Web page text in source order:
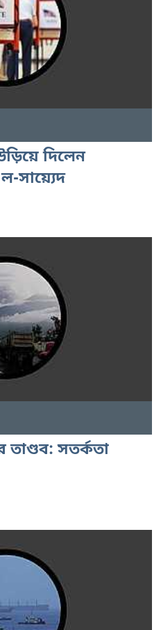
দিলেন
সায়্যেদ
সতর্কতা